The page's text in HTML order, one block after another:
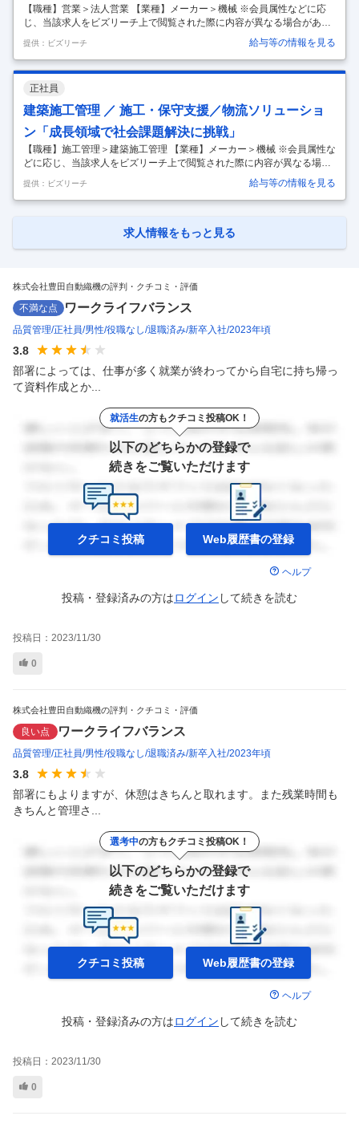
【職種】営業＞法人営業 【業種】メーカー＞機械 ※会員属性などに応
じ、当該求人をビズリーチ上で閲覧された際に内容が異なる場合があり
ます ■豊田自動織機について 株式会社豊田自動織機は、今年100周年を
迎えるトヨタグループの源流企業です。売上高約4.3兆円、従業員数8万
人以上、グローバルに事業を展開しています。 事業領域は「産業用車
両」「物流ソリューション」「完成車」「自動車部品」「織機」と多岐
に渡り、世界トップクラスのシェアを誇る製品を多数有しています。 本
求人は、そんな当社が現在積極投資・事業拡大を行なっている「物流ソ
リューション」事業のポジションです。 ■採用の背景 EC市場の拡大が続
く現 …
提供：ビズリーチ 給与等の情報を見る
正社員
建築施工管理 ／ 施工・保守支援／物流ソリューショ
ン「成長領域で社会課題解決に挑戦」
【職種】施工管理＞建築施工管理 【業種】メーカー＞機械 ※会員属性な
どに応じ、当該求人をビズリーチ上で閲覧された際に内容が異なる場合
があります ■豊田自動織機について 株式会社豊田自動織機は、今年100
周年を迎えるトヨタグループの源流企業です。売上高約4.3兆円、従業員
数8万人以上、グローバルに事業を展開しています。 事業領域は「産業
多岐に渡り、世界トップクラスのシェアを誇る製品を多数有していま
提供：ビズリーチ 給与等の情報を見る
求人情報をもっと見る
株式会社豊田自動織機の評判・クチコミ・評価
不満な点 ワークライフバランス
品質管理 正社員 男性 役職なし 退職済み 新卒入社 2023年頃
3.8
部署によっては、仕事が多く就業が終わってから自宅に持ち帰っ
て資料作成とか...
就活生の方もクチコミ投稿OK！
以下のどちらかの登録で
続きをご覧いただけます
クチコミ投稿 Web履歴書の登録
ヘルプ
投稿・登録済みの方はログイン して続きを読む
投稿日： 2023/11/30
0
株式会社豊田自動織機の評判・クチコミ・評価
良い点 ワークライフバランス
品質管理 正社員 男性 役職なし 退職済み 新卒入社 2023年頃
3.8
部署にもよりますが、休憩はきちんと取れます。また残業時間も
きちんと管理さ...
選考中の方もクチコミ投稿OK！
以下のどちらかの登録で
続きをご覧いただけます
クチコミ投稿 Web履歴書の登録
ヘルプ
投稿・登録済みの方はログイン して続きを読む
投稿日： 2023/11/30
0